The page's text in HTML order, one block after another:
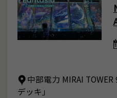
中部電力 MIRAI
デッキ」